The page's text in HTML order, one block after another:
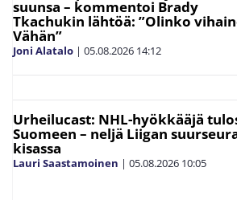
suunsa – kommentoi Brady
Tkachukin lähtöä: ”Olinko
Vähän”
Joni Alatalo | 05.08.2026 14:12
Urheilucast: NHL-hyökkääjä
Suomeen – neljä Liigan
kisassa
Lauri Saastamoinen | 05.08.2026 10:05